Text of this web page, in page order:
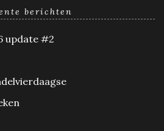
berichten
update #2